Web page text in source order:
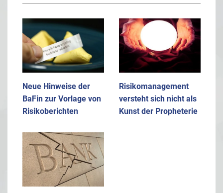
Neue Hinweise der
BaFin zur Vorlage von
Risikoberichten
Risikomanagement
versteht sich nicht als
Kunst der Propheterie